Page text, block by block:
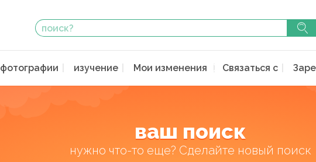
фотографии изучение Мои изменения Связаться с
ваш поиск
нужно что-то еще? Сделайте новый поиск